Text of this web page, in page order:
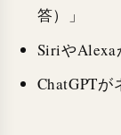
答）」
SiriやAlexa
ChatGPT